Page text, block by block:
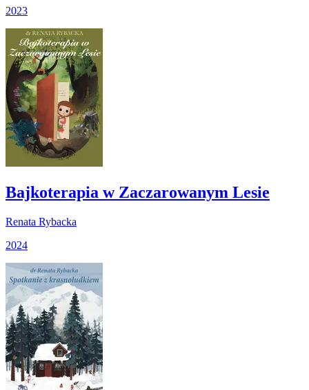
2023
Bajkoterapia w Zaczarowanym Lesie
Renata Rybacka
2024